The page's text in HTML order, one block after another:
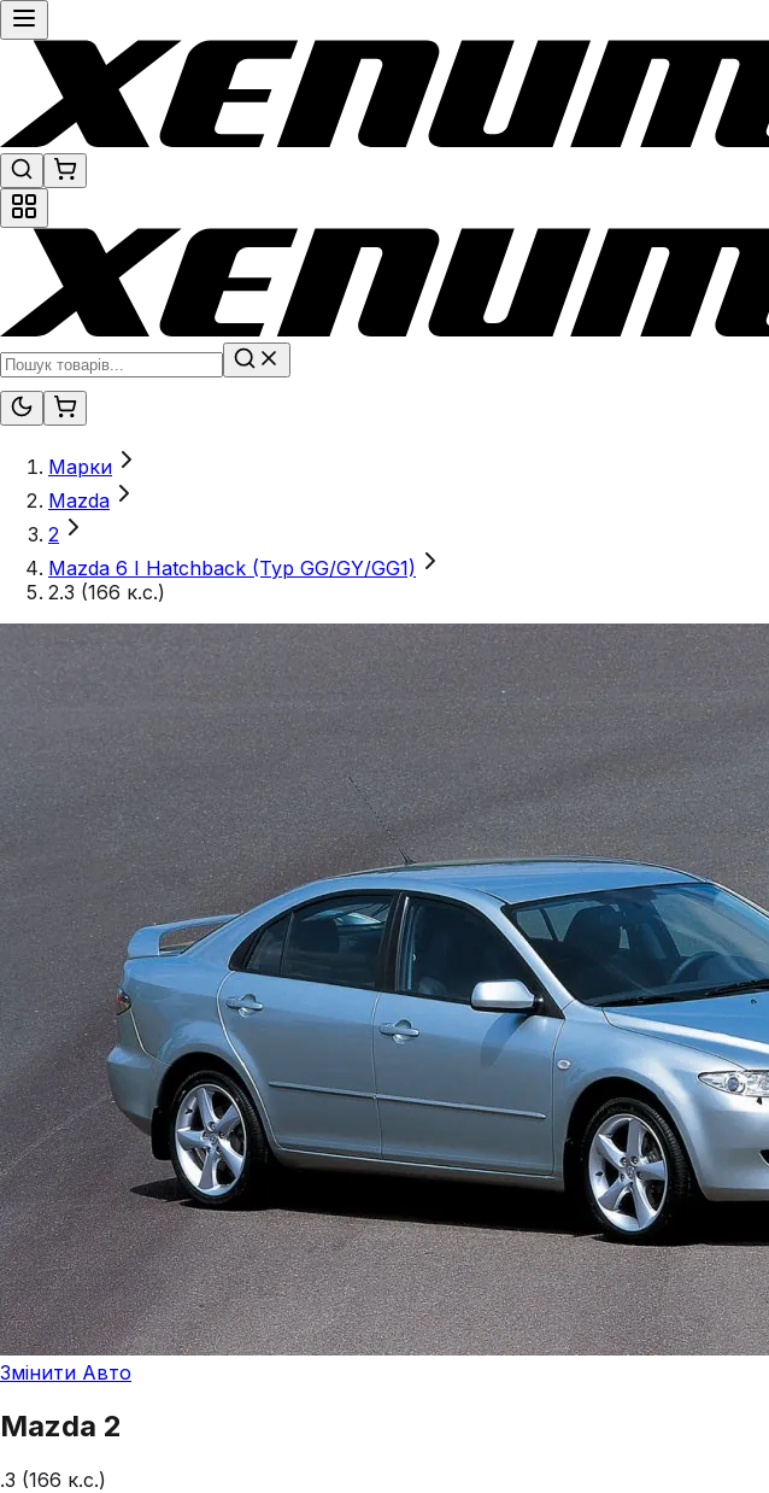
Марки
Mazda
2
Mazda 6 I Hatchback (Typ GG/GY/GG1)
2.3 (166 к.с.)
Змінити Авто
Mazda 2
.3 (166 к.с.)